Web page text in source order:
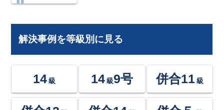
解決事例を等級別に見る
14 級 14級9号 併合11 級